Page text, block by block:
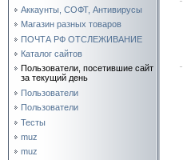
Аккаунты, СОФТ, Антивирусы
Магазин разных товаров
ПОЧТА РФ ОТСЛЕЖИВАНИЕ
Каталог сайтов
Пользователи, посетившие сайт
за текущий день
Пользователи
Пользователи
Тесты
muz
muz